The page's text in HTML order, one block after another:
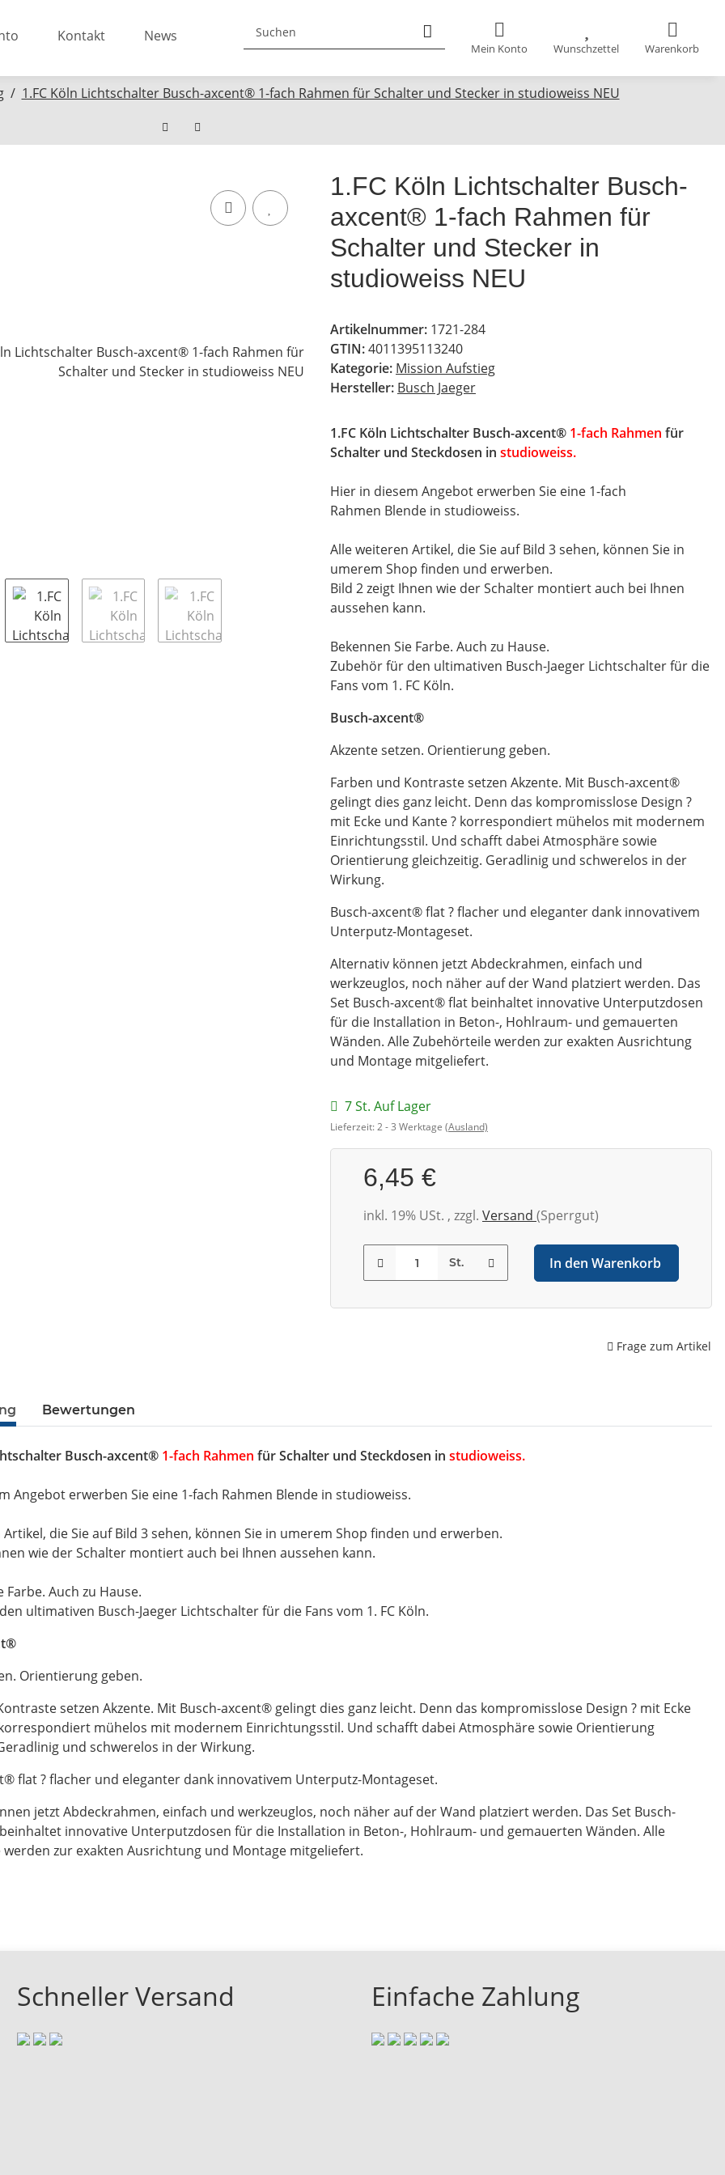
Mein Konto Wunschzettel Warenkorb
Kontakt News
1.FC Köln Lichtschalter Busch-axcent® 1-fach Rahmen für Schalter und Stecker in studioweiss NEU
1.FC Köln Lichtschalter Busch-
axcent® 1-fach Rahmen für
Schalter und Stecker in
studioweiss NEU
Artikelnummer: 1721-284
GTIN:4011395113240
Kategorie: Mission Aufstieg
Hersteller: Busch Jaeger
1.FC Köln Lichtschalter Busch-axcent® 1-fach Rahmen für
Schalter und Steckdosen in studioweiss.
Hier in diesem Angebot erwerben Sie eine 1-fach
Rahmen Blende in studioweiss.
Alle weiteren Artikel, die Sie auf Bild 3 sehen, können Sie in
umerem Shop finden und erwerben.
Bild 2 zeigt Ihnen wie der Schalter montiert auch bei Ihnen
aussehen kann.
Bekennen Sie Farbe. Auch zu Hause.
Zubehör für den ultimativen Busch-Jaeger Lichtschalter für die
Fans vom 1. FC Köln.
Busch-axcent®
Akzente setzen. Orientierung geben.
Farben und Kontraste setzen Akzente. Mit Busch-axcent®
gelingt dies ganz leicht. Denn das kompromisslose Design ?
mit Ecke und Kante ? korrespondiert mühelos mit modernem
Einrichtungsstil. Und schafft dabei Atmosphäre sowie
Orientierung gleichzeitig. Geradlinig und schwerelos in der
Wirkung.
Busch-axcent® flat ? flacher und eleganter dank innovativem
Unterputz-Montageset.
Alternativ können jetzt Abdeckrahmen, einfach und
werkzeuglos, noch näher auf der Wand platziert werden. Das
Set Busch-axcent® flat beinhaltet innovative Unterputzdosen
für die Installation in Beton-, Hohlraum- und gemauerten
Wänden. Alle Zubehörteile werden zur exakten Ausrichtung
und Montage mitgeliefert.
7 St. Auf Lager
Lieferzeit:2 - 3 Werktage (Ausland)
6,45 €
inkl. 19% USt. , zzgl. Versand (Sperrgut)
St. In den Warenkorb
Frage zum Artikel
Bewertungen
Busch-axcent® 1-fach Rahmen für Schalter und Steckdosen in studioweiss.
Angebot erwerben Sie eine 1-fach Rahmen Blende in studioweiss.
die Sie auf Bild 3 sehen, können Sie in umerem Shop finden und erwerben.
wie der Schalter montiert auch bei Ihnen aussehen kann.
Farbe. Auch zu Hause.
ultimativen Busch-Jaeger Lichtschalter für die Fans vom 1. FC Köln.
Orientierung geben.
setzen Akzente. Mit Busch-axcent® gelingt dies ganz leicht. Denn das kompromisslose Design ? mit Ecke
mühelos mit modernem Einrichtungsstil. Und schafft dabei Atmosphäre sowie Orientierung
und schwerelos in der Wirkung.
flat ? flacher und eleganter dank innovativem Unterputz-Montageset.
jetzt Abdeckrahmen, einfach und werkzeuglos, noch näher auf der Wand platziert werden. Das Set Busch-
innovative Unterputzdosen für die Installation in Beton-, Hohlraum- und gemauerten Wänden. Alle
zur exakten Ausrichtung und Montage mitgeliefert.
Schneller Versand Einfache Zahlung